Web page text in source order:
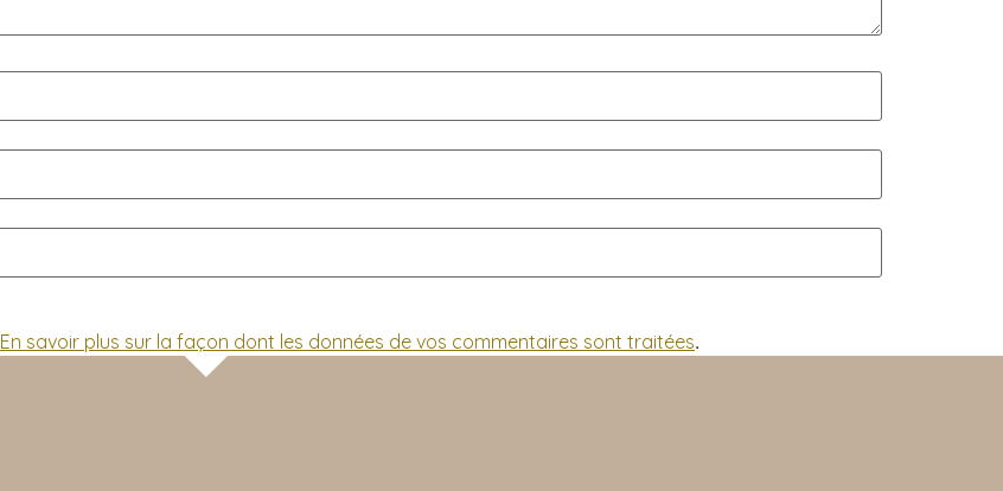
En savoir plus sur la façon dont les données de vos commentaires sont traitées.